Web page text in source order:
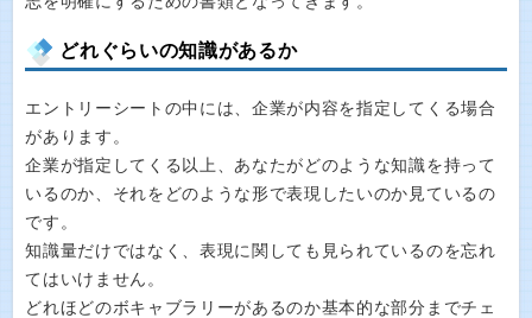
どれぐらいの知識があるか
エントリーシートの中には、企業が内容を指定してくる場合
があります。
企業が指定してくる以上、あなたがどのような知識を持って
いるのか、それをどのような形で表現したいのか見ているの
です。
知識量だけではなく、表現に関しても見られているのを忘れ
てはいけません。
どれほどのボキャブラリーがあるのか基本的な部分までチェ